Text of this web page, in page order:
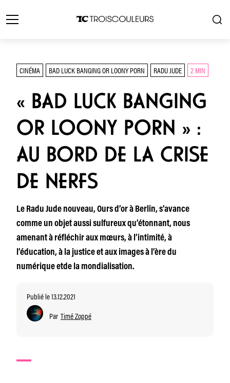
CINÉMA BAD LUCK BANGING OR LOONY PORN RADU JUDE 2 MIN
« BAD LUCK BANGING
OR LOONY PORN » :
AU BORD DE LA CRISE
DE NERFS
Le Radu Jude nouveau, Ours d’or à Berlin, s’avance
comme un objet aussi sulfureux qu’étonnant, nous
amenant à réfléchir aux mœurs, à l’intimité, à
l’éducation, à la justice et aux images à l’ère du
numérique etde la mondialisation.
Publié le 13.12.2021
Par Timé Zoppé